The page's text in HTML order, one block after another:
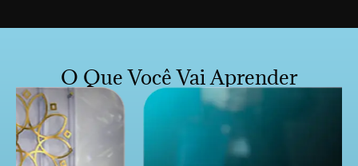
O Que Você Vai Aprender